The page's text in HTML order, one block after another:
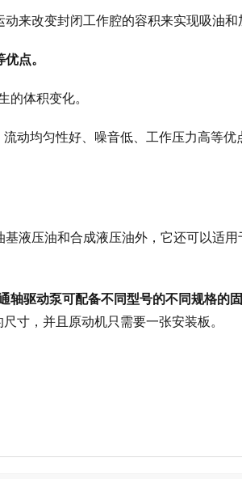
来改变封闭工作腔的容积来实现吸油和
点。
的体积变化。
动均匀性好、噪音低、工作压力高等优
液压油和合成液压油外，它还可以适
轴驱动泵可配备不同型号的不同规格的
寸，并且原动机只需要一张安装板。